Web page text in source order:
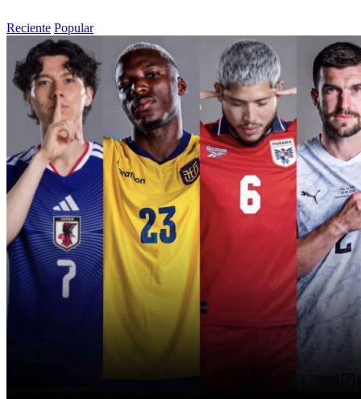
Reciente Popular